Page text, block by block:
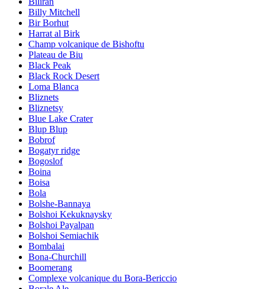
Billy Mitchell
Bir Borhut
Harrat al Birk
Champ volcanique de Bishoftu
Plateau de Biu
Black Peak
Black Rock Desert
Loma Blanca
Bliznets
Bliznetsy
Blue Lake Crater
Blup Blup
Bobrof
Bogatyr ridge
Bogoslof
Boina
Boisa
Bola
Bolshe-Bannaya
Bolshoi Kekuknaysky
Bolshoi Payalpan
Bolshoi Semiachik
Bombalai
Bona-Churchill
Boomerang
Complexe volcanique du Bora-Bericcio